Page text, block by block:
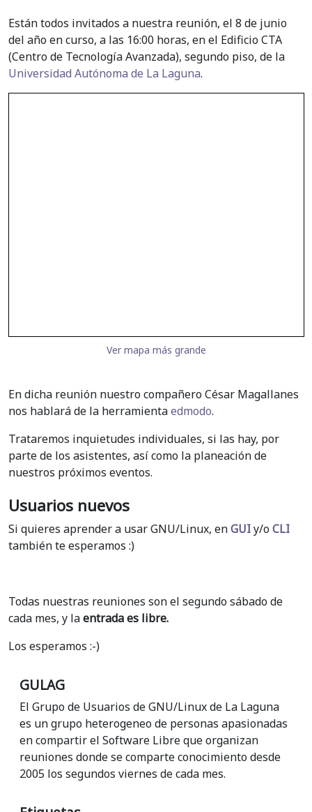
Están todos invitados a nuestra reunión, el 8 de junio
del año en curso, a las 16:00 horas, en el Edificio CTA
(Centro de Tecnología Avanzada), segundo piso, de la
Universidad Autónoma de La Laguna.
Ver mapa más grande
En dicha reunión nuestro compañero César Magallanes
nos hablará de la herramientaedmodo.
Trataremos inquietudes individuales, si las hay, por
parte de los asistentes, así como la planeación de
nuestros próximos eventos.
Usuarios nuevos
Si quieres aprender a usar GNU/Linux, enGUIy/oCLI
también te esperamos :)
Todas nuestras reuniones son el segundo sábado de
cada mes, y laentrada es libre.
Los esperamos :-)
GULAG
El Grupo de Usuarios de GNU/Linux de La Laguna
es un grupo heterogeneo de personas apasionadas
en compartir el Software Libre que organizan
reuniones donde se comparte conocimiento desde
2005 los segundos viernes de cada mes.